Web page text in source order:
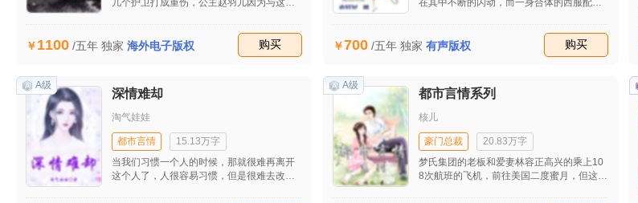
该何去何从，他也觉得自己不能再这样下去
几个护卫打成重伤，公主赵羽儿因为与这个
己的女儿赵羽儿嫁给林南。 但赵羽儿心中早
有爱慕对象，是帝国天皇门的少门主，天
出林南侵犯公主的戏，而因此，林南便被护
卫打成重伤，皇帝天辰顿时暴怒，一气之下
将婚约收回。 为了讨回公道，也为了找回面
子，林南便一步步努力，找回颜面，威震帝
国，最终成为一国之主。
1100 /五年 独家 海外电子版权 购买
在其中不断的闪动，而一身合体的西服配上
上在心里头周溪元和他也是非常的不喜欢
的，可是因为工作的原因，所以他的脸不得
自己都感觉非常的加的，可是为了这个工
作，他也是没有办法的，毕竟在如今的这个
社会所有人不都是带着这样的一副连绵来处
理这种事情吗？所以他自然也是如此，他毕
竟还是万豪房产的老总，所以这么做就显得
是非常的正常了。
700 /五年 独家 有声版权 购买
A级
深情难却
淘气娃娃
都市言情
15.13万字
当我们习惯一个人的时候，那就很难再离开
这个人了，人很容易习惯，但是很难去改变
A级
都市言情系列
核儿
豪门总裁
20.83万字
梦氏集团的老板和爱妻林容正高兴的乘上10
8次航班的飞机，前往美国二度蜜月，但这次